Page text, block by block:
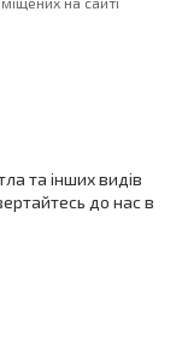
та інших видів
до нас в